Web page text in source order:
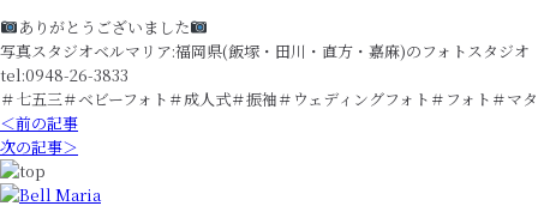
ありがとうございました
写真スタジオベルマリア:福岡県(飯塚・田川・直方・嘉麻)のフォトスタジオ
tel:0948-26-3833
＃七五三＃ベビーフォト＃成人式＃振袖＃ウェディングフォト＃フォト＃マ
＜前の記事
次の記事＞